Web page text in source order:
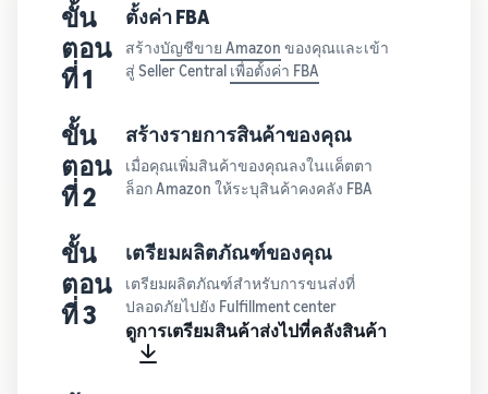
ขั้น
ตอน
ที่ 1
ตั้งค่า FBA
สร้างบัญชีขาย Amazon ของคุณและเข้า
สู่ Seller Central เพื่อตั้งค่า FBA
ขั้น
ตอน
ที่ 2
สร้างรายการสินค้าของคุณ
เมื่อคุณเพิ่มสินค้าของคุณลงในแค็ตตา
ล็อก Amazon ให้ระบุสินค้าคงคลัง FBA
ขั้น
ตอน
ที่ 3
เตรียมผลิตภัณฑ์ของคุณ
เตรียมผลิตภัณฑ์สำหรับการขนส่งที่
ปลอดภัยไปยัง Fulfillment center
ดูการเตรียมสินค้าส่งไปที่คลังสินค้า